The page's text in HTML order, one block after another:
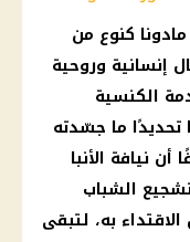
كنوع من
إنسانية وروحية
الكنسية
تحديدًا ما جسّدته
نيافة الأنبا
الشباب
به، لتبقى